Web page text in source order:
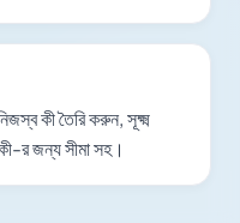
কী তৈরি করুন, সূক্ষ্ম
র জন্য সীমা সহ।